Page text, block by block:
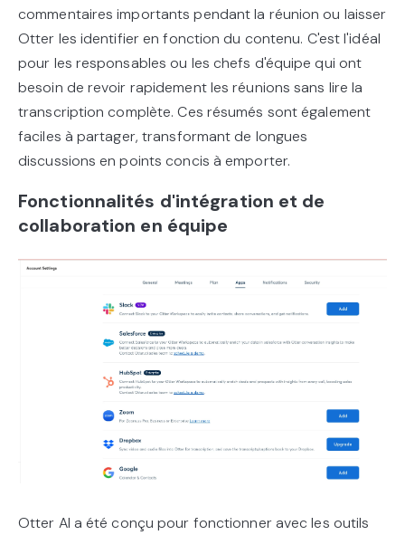
commentaires importants pendant la réunion ou laisser
Otter les identifier en fonction du contenu. C'est l'idéal
pour les responsables ou les chefs d'équipe qui ont
besoin de revoir rapidement les réunions sans lire la
transcription complète. Ces résumés sont également
faciles à partager, transformant de longues
discussions en points concis à emporter.
Fonctionnalités d'intégration et de
collaboration en équipe
Otter AI a été conçu pour fonctionner avec les outils